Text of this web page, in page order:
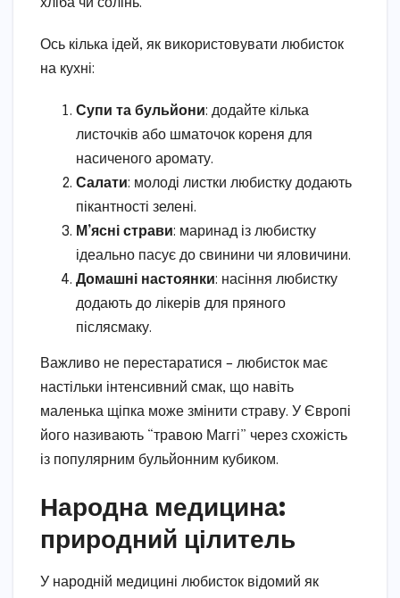
хліба чи солінь.
Ось кілька ідей, як використовувати любисток
на кухні:
Супи та бульйони: додайте кілька
листочків або шматочок кореня для
насиченого аромату.
Салати: молоді листки любистку додають
пікантності зелені.
М’ясні страви: маринад із любистку
ідеально пасує до свинини чи яловичини.
Домашні настоянки: насіння любистку
додають до лікерів для пряного
післясмаку.
Важливо не перестаратися – любисток має
настільки інтенсивний смак, що навіть
маленька щіпка може змінити страву. У Європі
його називають “травою Маггі” через схожість
із популярним бульйонним кубиком.
Народна медицина:
природний цілитель
У народній медицині любисток відомий як